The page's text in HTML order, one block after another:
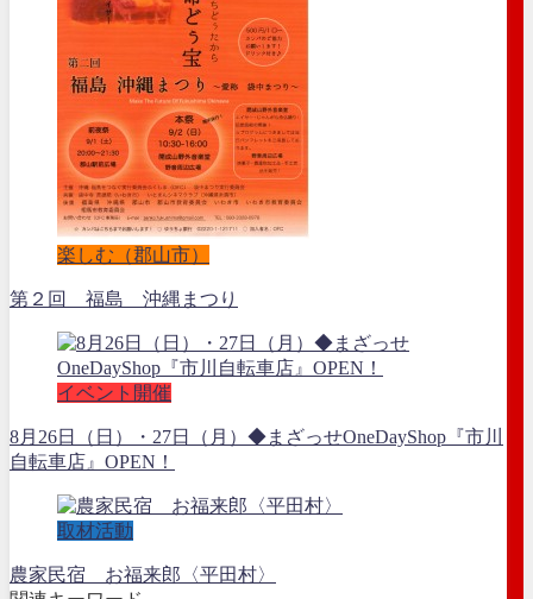
楽しむ（郡山市）
第２回 福島 沖縄まつり
イベント開催
8月26日（日）・27日（月）◆まざっせOneDayShop『市川
自転車店』OPEN！
取材活動
農家民宿 お福来郎〈平田村〉